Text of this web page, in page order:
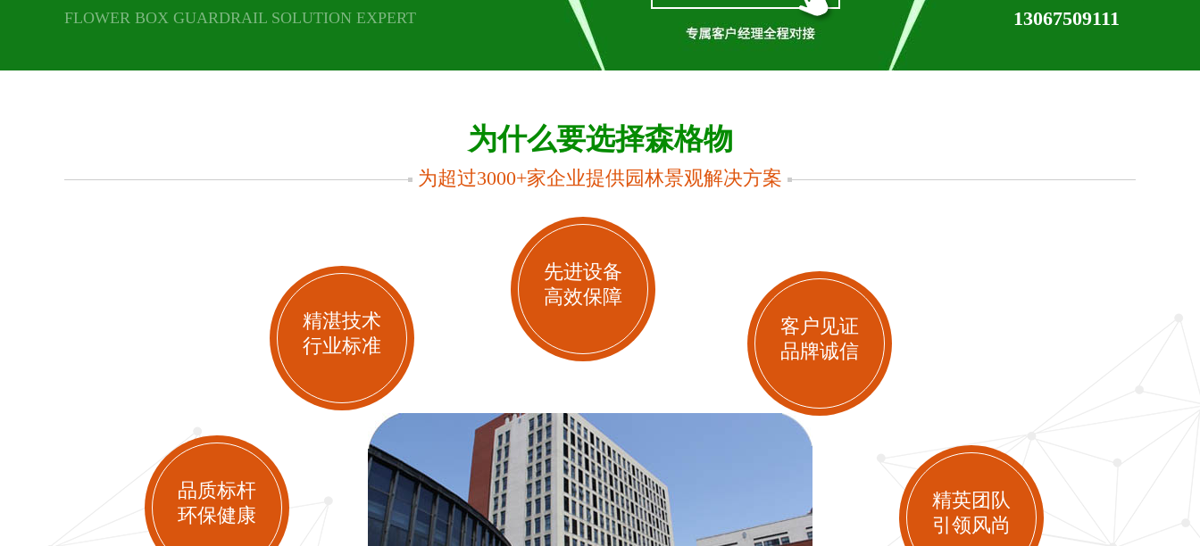
FLOWER BOX GUARDRAIL SOLUTION EXPERT 13067509111
为什么要选择森格物
为超过3000+家企业提供园林景观解决方案
品质标杆
环保健康
精湛技术
行业标准
先进设备
高效保障
客户见证
品牌诚信
精英团队
引领风尚